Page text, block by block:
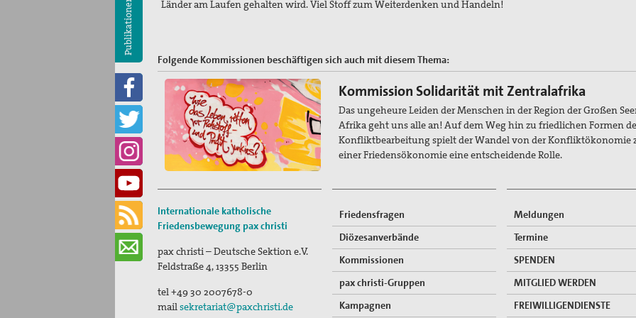
Publikationen Länder am Laufen gehalten wird. Viel Stoff zum Weiterdenken und Handeln!
Folgende Kommissionen beschäftigen sich auch mit diesem Thema:
Kommission Solidarität mit Zentralafrika
Das ungeheure Leiden der Menschen in der Region der Großen
Afrika geht uns alle an! Auf dem Weg hin zu friedlichen Formen
Konfliktbearbeitung spielt der Wandel von der Konfliktökonomie
einer Friedensökonomie eine entscheidende Rolle.
Internationale katholische
Friedensbewegung pax christi
pax christi – Deutsche Sektion e.V.
Feldstraße 4,13355 Berlin
tel +49 30 2007678-0
mail sekretariat@paxchristi.de
Friedensfragen
Diözesanverbände
Kommissionen
pax christi-Gruppen
Kampagnen
Meldungen
Termine
SPENDEN
MITGLIED WERDEN
FREIWILLIGENDIENSTE